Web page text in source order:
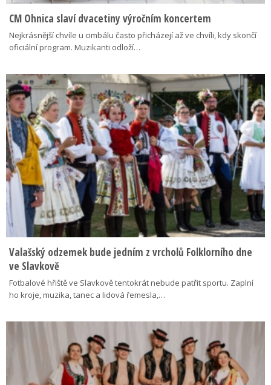
CM Ohnica slaví dvacetiny výročním koncertem
Nejkrásnější chvíle u cimbálu často přicházejí až ve chvíli, kdy skončí
oficiální program. Muzikanti odloží…
Valašský odzemek bude jedním z vrcholů Folklorního dne
ve Slavkově
Fotbalové hřiště ve Slavkově tentokrát nebude patřit sportu. Zaplní
ho kroje, muzika, tanec a lidová řemesla,…